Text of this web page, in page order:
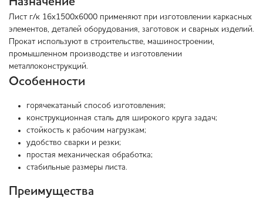
Лист г/к 16х1500х6000 применяют при изготовлении каркасных
элементов, деталей оборудования, заготовок и сварных изделий.
Прокат используют в строительстве, машиностроении,
промышленном производстве и изготовлении
металлоконструкций.
Особенности
горячекатаный способ изготовления;
конструкционная сталь для широкого круга задач;
стойкость к рабочим нагрузкам;
удобство сварки и резки;
простая механическая обработка;
стабильные размеры листа.
Преимущества